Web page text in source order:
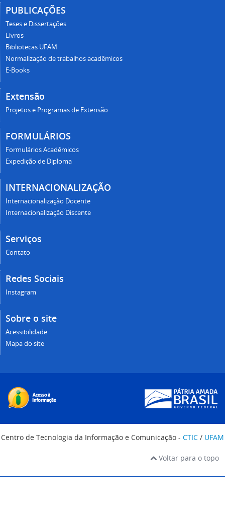
PUBLICAÇÕES
Teses e Dissertações
Livros
Bibliotecas UFAM
Normalização de trabalhos acadêmicos
E-Books
Extensão
Projetos e Programas de Extensão
FORMULÁRIOS
Formulários Acadêmicos
Expedição de Diploma
INTERNACIONALIZAÇÃO
Internacionalização Docente
Internacionalização Discente
Serviços
Contato
Redes Sociais
Instagram
Sobre o site
Acessibilidade
Mapa do site
Centro de Tecnologia da Informação e Comunicação - CTIC / UFAM
Voltar para o topo